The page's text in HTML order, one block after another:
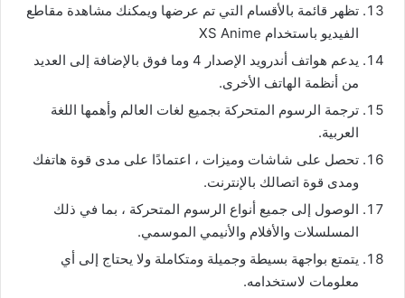
تظهر قائمة بالأقسام التي تم عرضها ويمكنك مشاهدة مقاطع
الفيديو باستخدام XS Anime
يدعم هواتف أندرويد الإصدار 4 وما فوق بالإضافة إلى العديد
من أنظمة الهاتف الأخرى.
ترجمة الرسوم المتحركة بجميع لغات العالم وأهمها اللغة
العربية.
تحصل على شاشات وميزات ، اعتمادًا على مدى قوة هاتفك
ومدى قوة اتصالك بالإنترنت.
الوصول إلى جميع أنواع الرسوم المتحركة ، بما في ذلك
المسلسلات والأفلام والأنيمي الموسمي.
يتمتع بواجهة بسيطة وجميلة ومتكاملة ولا يحتاج إلى أي
معلومات لاستخدامه.